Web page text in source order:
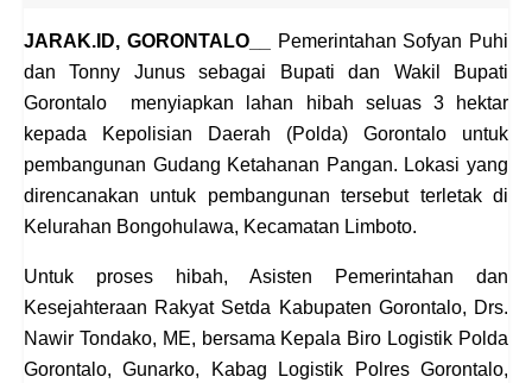
JARAK.ID, GORONTALO__ Pemerintahan Sofyan
Puhi dan Tonny Junus sebagai Bupati dan Wakil
Bupati Gorontalo menyiapkan lahan hibah seluas
3 hektar kepada Kepolisian Daerah (Polda)
Gorontalo untuk pembangunan Gudang
Ketahanan Pangan. Lokasi yang direncanakan
untuk pembangunan tersebut terletak di
Untuk proses hibah, Asisten Pemerintahan dan
Kesejahteraan Rakyat Setda Kabupaten
Gorontalo, Drs. Nawir Tondako, ME, bersama